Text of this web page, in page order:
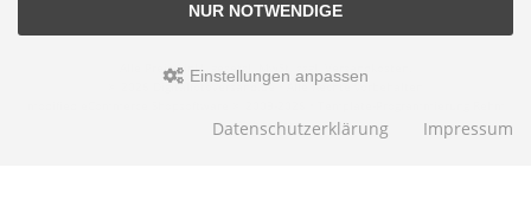
Alle Preise inkl. gesetzl. MwSt. zzgl.
© 2026 Digitalfotoversand.de • Alle Rechte vorbehalten
Webdesign
NUR NOTWENDIGE
Einstellungen anpassen
Datenschutzerklärung Impressum